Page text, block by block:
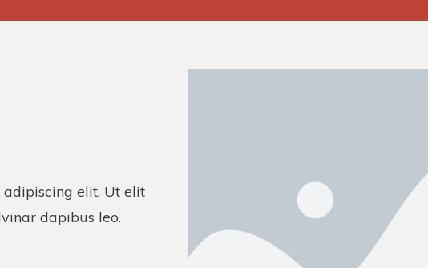
adipiscing elit. Ut elit
dapibus leo.